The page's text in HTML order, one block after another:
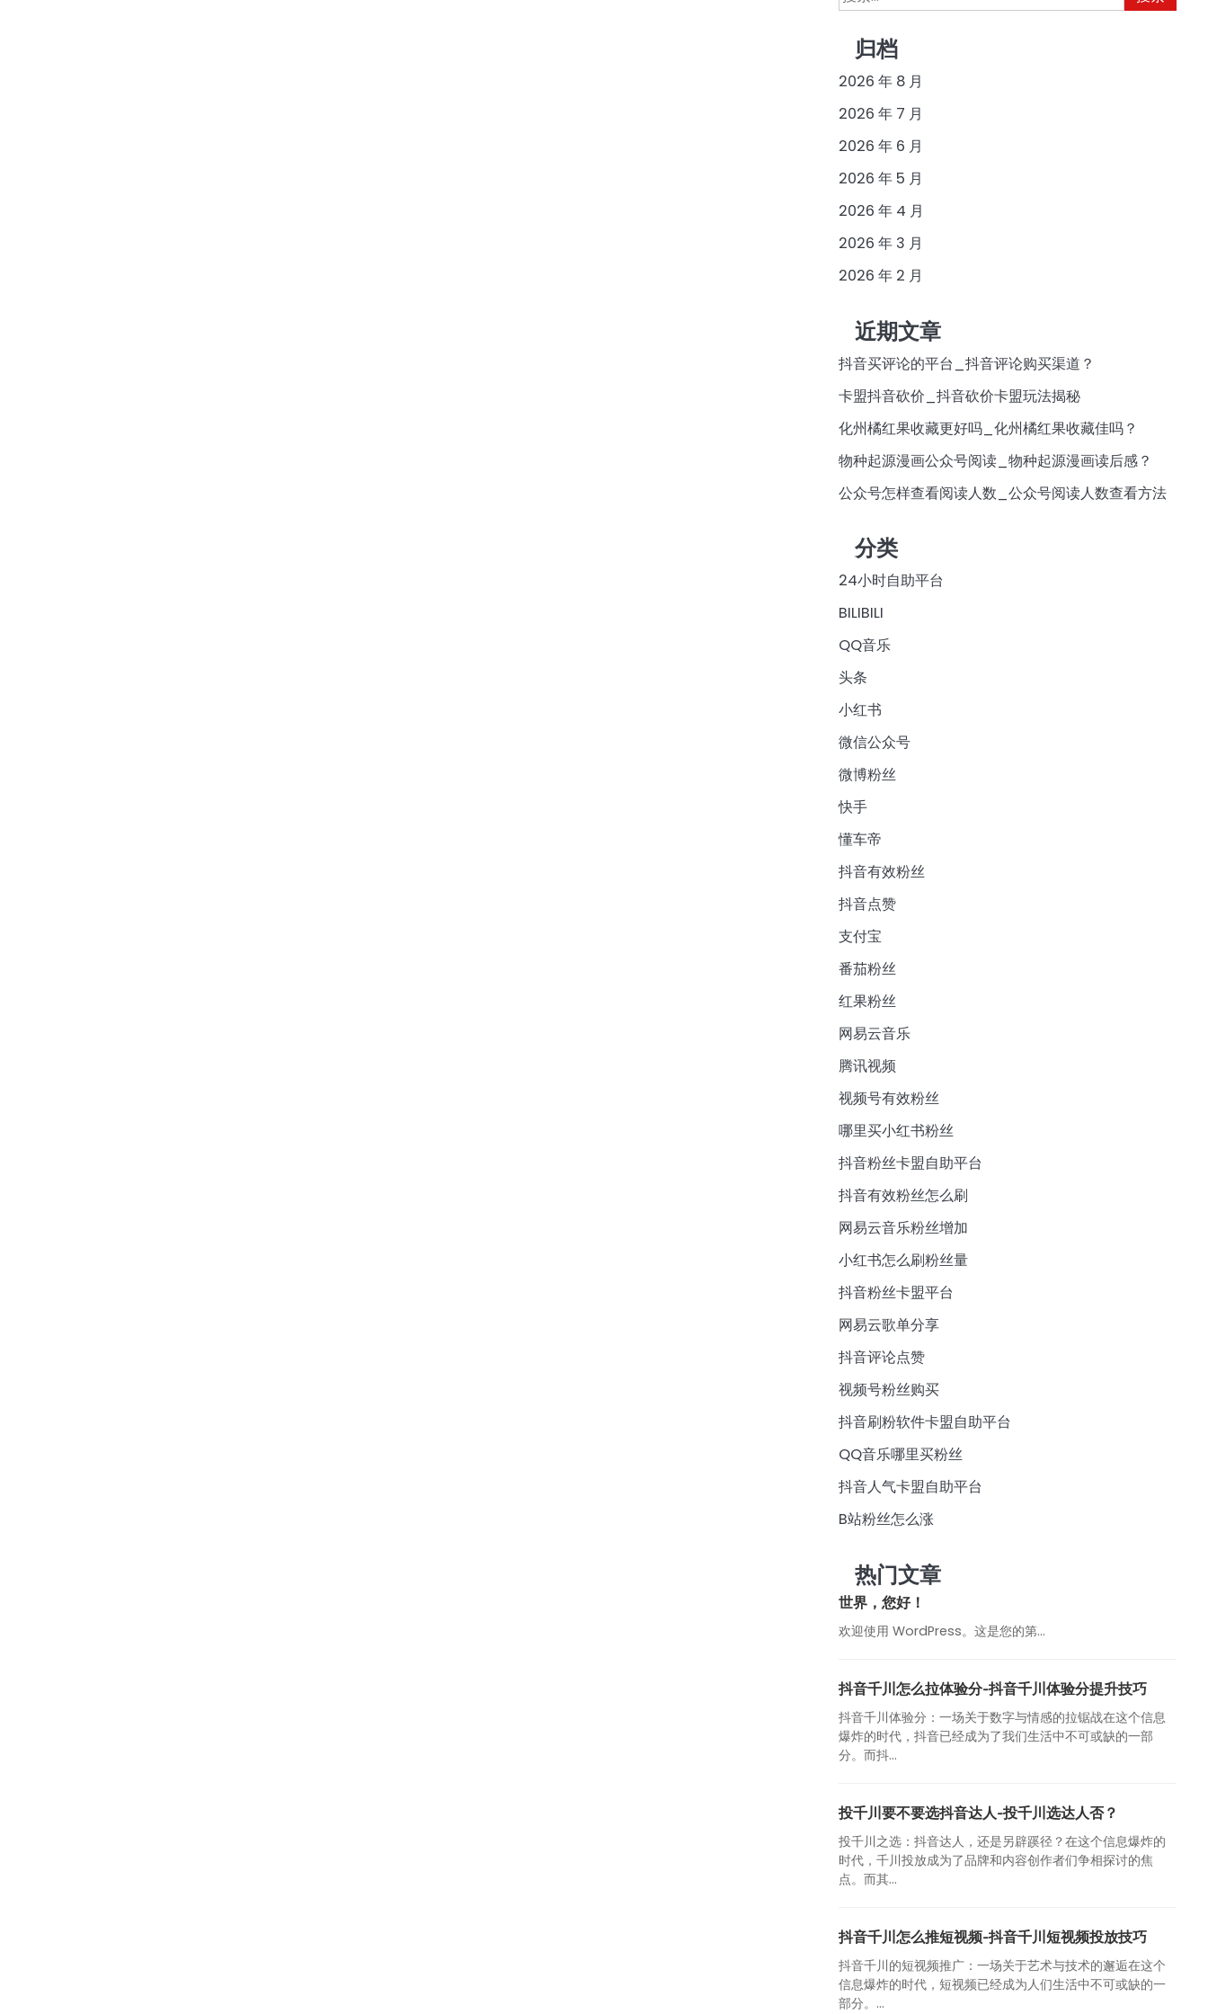
索：
归档
2026 年 8 月
2026 年 7 月
2026 年 6 月
2026 年 5 月
2026 年 4 月
2026 年 3 月
2026 年 2 月
近期文章
抖音买评论的平台_抖音评论购买渠道？
卡盟抖音砍价_抖音砍价卡盟玩法揭秘
化州橘红果收藏更好吗_化州橘红果收藏佳吗？
物种起源漫画公众号阅读_物种起源漫画读后感？
公众号怎样查看阅读人数_公众号阅读人数查看方法
分类
24小时自助平台
BILIBILI
QQ音乐
头条
小红书
微信公众号
微博粉丝
快手
懂车帝
抖音有效粉丝
抖音点赞
支付宝
番茄粉丝
红果粉丝
网易云音乐
腾讯视频
视频号有效粉丝
哪里买小红书粉丝
抖音粉丝卡盟自助平台
抖音有效粉丝怎么刷
网易云音乐粉丝增加
小红书怎么刷粉丝量
抖音粉丝卡盟平台
网易云歌单分享
抖音评论点赞
视频号粉丝购买
抖音刷粉软件卡盟自助平台
QQ音乐哪里买粉丝
抖音人气卡盟自助平台
B站粉丝怎么涨
热门文章
世界，您好！
欢迎使用 WordPress。这是您的第…
抖音千川怎么拉体验分-抖音千川体验分提升技巧
抖音千川体验分：一场关于数字与情感的拉锯战在这个信息
爆炸的时代，抖音已经成为了我们生活中不可或缺的一部
分。而抖...
投千川要不要选抖音达人-投千川选达人否？
投千川之选：抖音达人，还是另辟蹊径？在这个信息爆炸的
时代，千川投放成为了品牌和内容创作者们争相探讨的焦
点。而其...
抖音千川怎么推短视频-抖音千川短视频投放技巧
抖音千川的短视频推广：一场关于艺术与技术的邂逅在这个
信息爆炸的时代，短视频已经成为人们生活中不可或缺的一
部分。...